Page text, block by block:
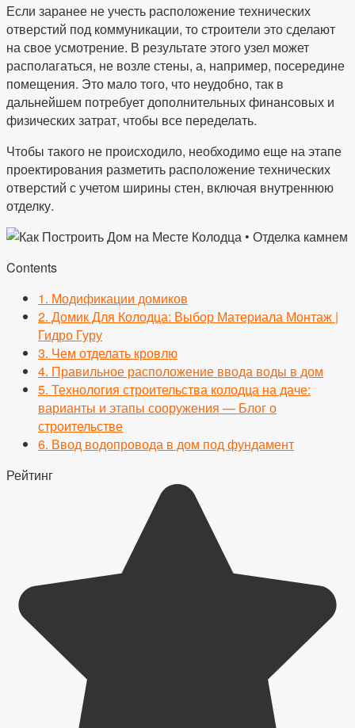
Если заранее не учесть расположение технических
отверстий под коммуникации, то строители это сделают
на свое усмотрение. В результате этого узел может
располагаться, не возле стены, а, например, посередине
помещения. Это мало того, что неудобно, так в
дальнейшем потребует дополнительных финансовых и
физических затрат, чтобы все переделать.
Чтобы такого не происходило, необходимо еще на этапе
проектирования разметить расположение технических
отверстий с учетом ширины стен, включая внутреннюю
отделку.
Contents
1. Модификации домиков
2. Домик Для Колодца: Выбор Материала Монтаж |
Гидро Гуру
3. Чем отделать кровлю
4. Правильное расположение ввода воды в дом
5. Технология строительства колодца на даче:
варианты и этапы сооружения — Блог о
строительстве
6. Ввод водопровода в дом под фундамент
Рейтинг